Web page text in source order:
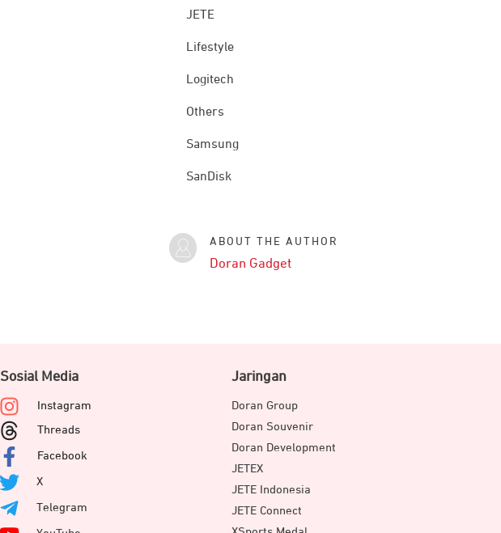
JETE
Lifestyle
Logitech
Others
Samsung
SanDisk
ABOUT THE AUTHOR
Doran Gadget
Sosial Media
Instagram
Threads
Facebook
X
Telegram
Jaringan
Doran Group
Doran Souvenir
Doran Development
JETEX
JETE Indonesia
JETE Connect